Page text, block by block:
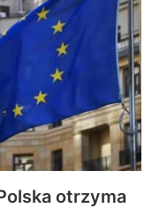
otrzyma